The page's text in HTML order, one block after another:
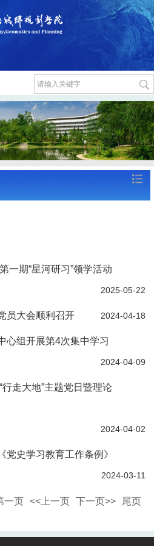
一期“星河研习”领学活动
2025-05-22
员大会顺利召开 2024-04-18
心组开展第4次集中学习
2024-04-09
走大地”主题党日暨理论
2024-04-02
党史学习教育工作条例》
2024-03-11
一页 <<上一页 下一页>> 尾页